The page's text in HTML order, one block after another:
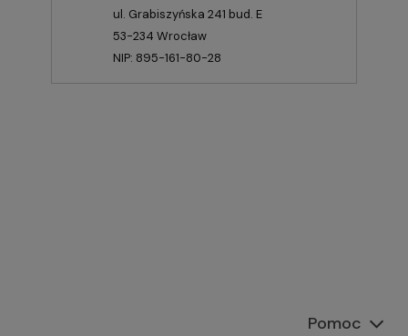
ul. Grabiszyńska 241 bud. E
53-234 Wrocław
NIP: 895-161-80-28
Pomoc